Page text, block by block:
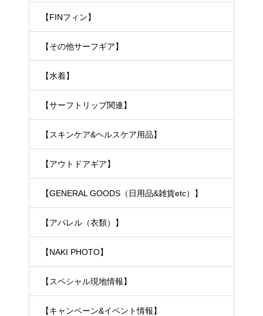
【FINフィン】
【その他サーフギア】
【水着】
【サーフトリップ関連】
【スキンケア&ヘルスケア用品】
【アウトドアギア】
【GENERAL GOODS（日用品&雑貨etc）】
【アパレル（衣類）】
【NAKI PHOTO】
【スペシャル現地情報】
【キャンペーン&イベント情報】